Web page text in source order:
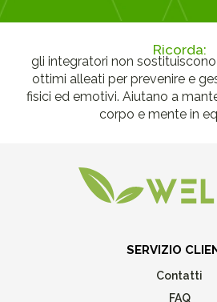
Ricorda:
gli integratori non
ottimi alleati per prevenire e
fisici ed emotivi. Aiutano a
corpo e mente in
SERVIZIO
Contatti
FAQ